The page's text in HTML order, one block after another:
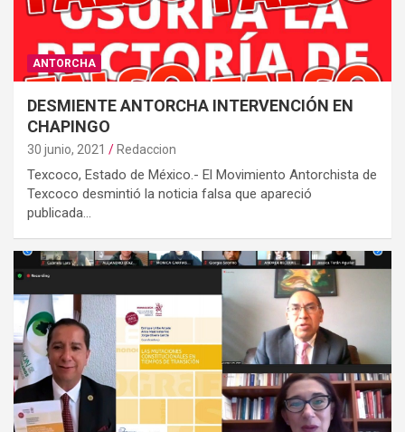
ANTORCHA
DESMIENTE ANTORCHA INTERVENCIÓN EN
CHAPINGO
30 junio, 2021 Redaccion
Texcoco, Estado de México.- El Movimiento Antorchista de
Texcoco desmintió la noticia falsa que apareció
publicada…